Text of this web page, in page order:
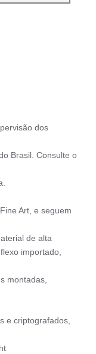
dos
Brasil. Consulte o
Art, e seguem
de alta
importado,
montadas,
e criptografados,